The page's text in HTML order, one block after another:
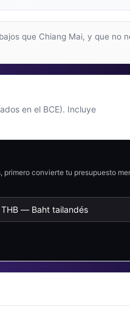
que Chiang Mai, y que no
en el BCE). Incluye
primero convierte tu presupuesto